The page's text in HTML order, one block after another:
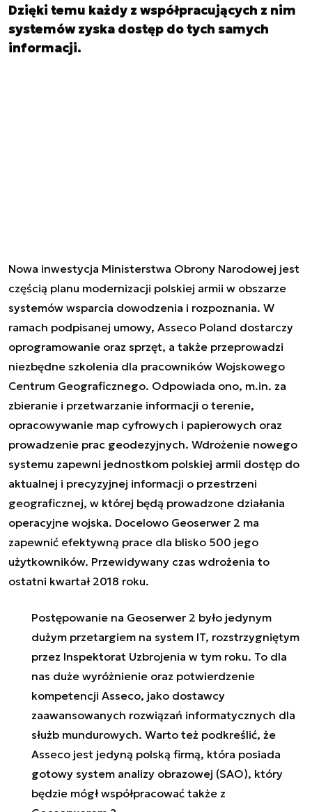
Dzięki temu każdy z współpracujących z nim
systemów zyska dostęp do tych samych
informacji.
Nowa inwestycja Ministerstwa Obrony Narodowej jest
częścią planu modernizacji polskiej armii w obszarze
systemów wsparcia dowodzenia i rozpoznania. W
ramach podpisanej umowy, Asseco Poland dostarczy
oprogramowanie oraz sprzęt, a także przeprowadzi
niezbędne szkolenia dla pracowników Wojskowego
Centrum Geograficznego. Odpowiada ono, m.in. za
zbieranie i przetwarzanie informacji o terenie,
opracowywanie map cyfrowych i papierowych oraz
prowadzenie prac geodezyjnych. Wdrożenie nowego
systemu zapewni jednostkom polskiej armii dostęp do
aktualnej i precyzyjnej informacji o przestrzeni
geograficznej, w której będą prowadzone działania
operacyjne wojska. Docelowo Geoserwer 2 ma
zapewnić efektywną prace dla blisko 500 jego
użytkowników. Przewidywany czas wdrożenia to
ostatni kwartał 2018 roku.
Postępowanie na Geoserwer 2 było jedynym
dużym przetargiem na system IT, rozstrzygniętym
przez Inspektorat Uzbrojenia w tym roku. To dla
nas duże wyróżnienie oraz potwierdzenie
kompetencji Asseco, jako dostawcy
zaawansowanych rozwiązań informatycznych dla
służb mundurowych. Warto też podkreślić, że
Asseco jest jedyną polską firmą, która posiada
gotowy system analizy obrazowej (SAO), który
będzie mógł współpracować także z